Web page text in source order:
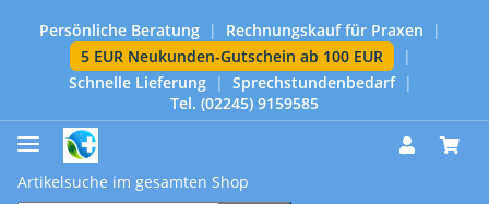
Persönliche Beratung | Rechnungskauf für Praxen
|
5 EUR Neukunden-Gutschein ab 100 EUR
|
Schnelle Lieferung
| Sprechstundenbedarf
|
Tel. (02245) 9159585
Artikelsuche im gesamten Shop